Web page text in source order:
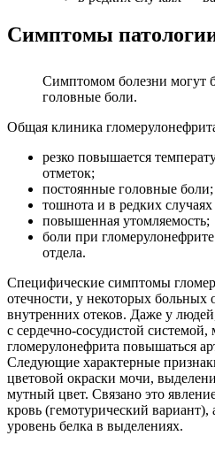
Симптомы
Симптомом болезни могут
головные боли.
Общая клиника
резко повышается
отметок;
постоянные головные боли;
тошнота и в редких случаях
повышенная утомляемость;
боли при
отдела.
Специфические симптомы
отечности, у некоторых больных
внутренних отеков. Даже у
с сердечно-сосудистой
гломерулонефрита повышаться
Следующие характерные
цветовой окраски мочи,
мутный цвет. Связано это
кровь (гемотурический вариант),
уровень белка в выделениях.